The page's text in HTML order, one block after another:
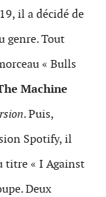
il a décidé de
genre. Tout
« Bulls
Machine
. Puis,
Spotify, il
titre « I Against
Deux